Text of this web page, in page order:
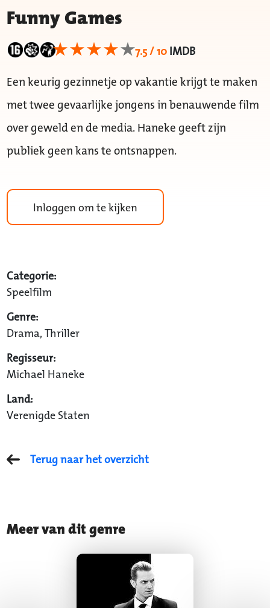
Funny Games
7.5 / 10IMDB
Een keurig gezinnetje op vakantie krijgt te maken
met twee gevaarlijke jongens in benauwende film
over geweld en de media. Haneke geeft zijn
publiek geen kans te ontsnappen.
Inloggen om te kijken
Categorie:
Speelfilm
Genre:
Drama, Thriller
Regisseur:
Michael Haneke
Land:
Verenigde Staten
Terug naar het overzicht
Meer van dit genre